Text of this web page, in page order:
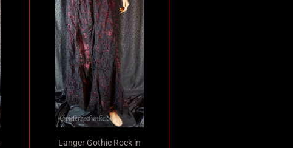
Langer Gothic Rock in